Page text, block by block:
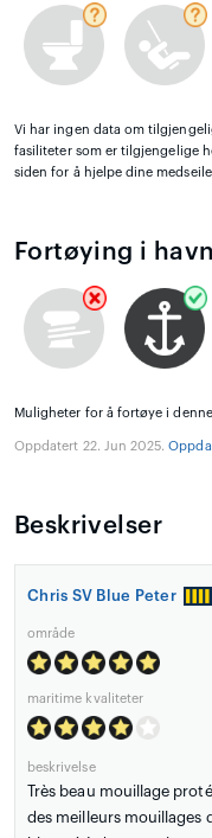
Vi har ingen data om
fasiliteter som er tilgjengelige
siden for å hjelpe dine
Fortøying i
Muligheter for å fortøye i
Oppdatert 22. Jun 2025.
Beskrivelser
Chris SV Blue Peter
område
maritime kvaliteter
beskrivelse
Très beau mouillage
des meilleurs mouillages